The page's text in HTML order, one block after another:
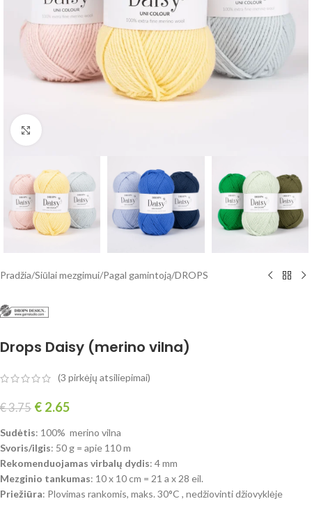
Pradžia/Siūlai mezgimui/Pagal gamintoją/DROPS
Drops Daisy (merino vilna)
(3 pirkėjų atsiliepimai)
€3.75 € 2.65
Sudėtis: 100% merino vilna
Svoris/ilgis: 50 g = apie 110 m
Rekomenduojamas virbalų dydis: 4 mm
Mezginio tankumas: 10 x 10 cm = 21 a x 28 eil.
Priežiūra: Plovimas rankomis, maks. 30°C , nedžiovinti džiovyklėje